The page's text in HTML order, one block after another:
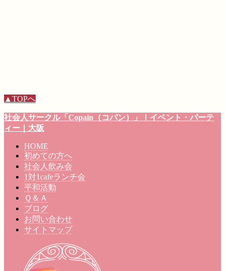
▲TOPへ
社会人サークル「Copain（コパン）」
ｌイベント・パーテ
ィー ｜大阪
HOME
初めての方へ
社会人飲み会
1対1cafeランチ会
平和活動
Ｑ＆Ａ
ブログ
お問い合わせ
サイトマップ